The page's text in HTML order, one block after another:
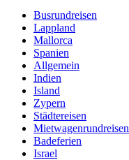
Busrundreisen
Lappland
Mallorca
Spanien
Allgemein
Indien
Island
Zypern
Städtereisen
Mietwagenrundreisen
Badeferien
Israel